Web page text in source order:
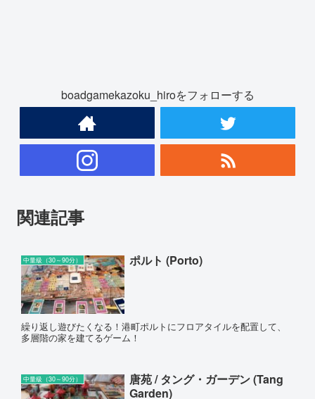
boadgamekazoku_hiroをフォローする
関連記事
中量級（30～90分） ポルト (Porto)
繰り返し遊びたくなる！港町ポルトにフロアタイルを配置して、
多層階の家を建てるゲーム！
中量級（30～90分）
唐苑 / タング・ガーデン (Tang
Garden)